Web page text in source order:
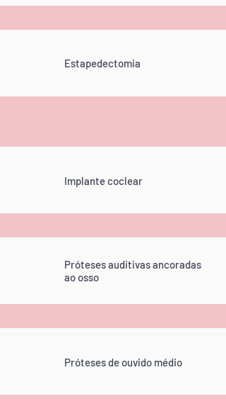
Estapedectomia
Implante coclear
Próteses auditivas ancoradas
ao osso
Próteses de ouvido médio